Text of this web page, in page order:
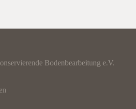
Bodenbearbeitung e.V.